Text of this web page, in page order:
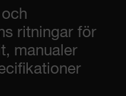
ritningar för
manualer